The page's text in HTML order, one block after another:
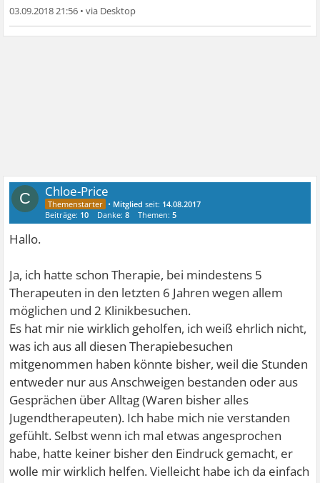
03.09.2018 21:56 •
C Chloe-Price
• Mitglied seit: 14.08.2017
Beiträge: 10 Danke:8 Themen:5
Hallo.
Ja, ich hatte schon Therapie, bei mindestens 5
Therapeuten in den letzten 6 Jahren wegen allem
möglichen und 2 Klinikbesuchen.
Es hat mir nie wirklich geholfen, ich weiß ehrlich nicht,
was ich aus all diesen Therapiebesuchen
mitgenommen haben könnte bisher, weil die Stunden
entweder nur aus Anschweigen bestanden oder aus
Gesprächen über Alltag (Waren bisher alles
Jugendtherapeuten). Ich habe mich nie verstanden
gefühlt. Selbst wenn ich mal etwas angesprochen
habe, hatte keiner bisher den Eindruck gemacht, er
wolle mir wirklich helfen. Vielleicht habe ich da einfach